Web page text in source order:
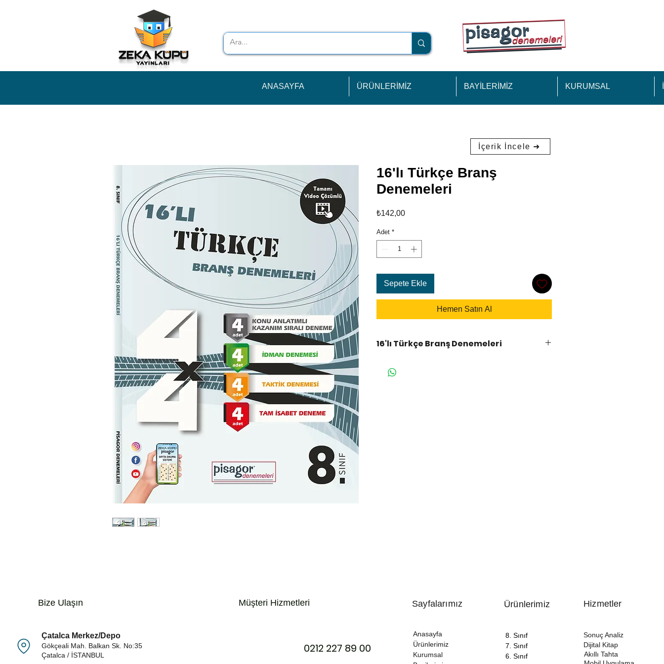
ANASAYFA ÜRÜNLERİMİZ BAYİLERİMİZ KURUMSAL
16'lı Türkçe Branş
Denemeleri
₺142,00Fiyat
Adet *
Sepete Ekle
Hemen Satın Al
16'lı Türkçe Branş Denemeleri
İçerik İncele ➜
Bize Ulaşın Müşteri Hizmetleri Sayfalarımız Ürünlerimiz Hizmetler
Çatalca Merkez/Depo
Gökçeali Mah. Balkan Sk. No:35
Çatalca / İSTANBUL
0212 227 89 00
Anasayfa
Ürünlerimiz
Kurumsal
8. Sınıf
7. Sınıf
6. Sınıf
Sonuç Analiz
Dijital Kitap
Akıllı Tahta